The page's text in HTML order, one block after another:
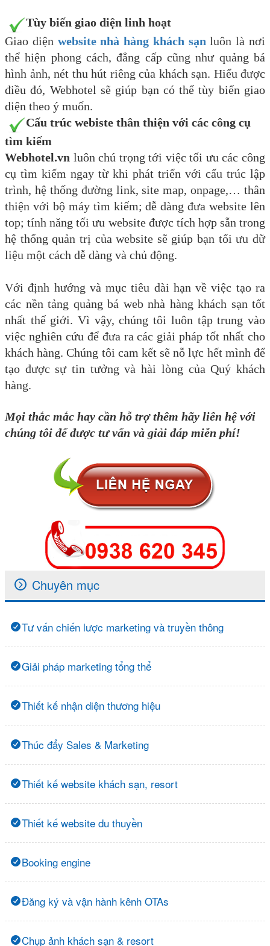
Tùy biến giao diện linh hoạt
Giao diện website nhà hàng khách sạn luôn là nơi
thể hiện phong cách, đẳng cấp cũng như quảng bá
hình ảnh, nét thu hút riêng của khách sạn. Hiểu được
điều đó, Webhotel sẽ giúp bạn có thể tùy biến giao
diện theo ý muốn.
Cấu trúc webiste thân thiện với các công cụ
tìm kiếm
Webhotel.vn luôn chú trọng tới việc tối ưu các công
cụ tìm kiếm ngay từ khi phát triển với cấu trúc lập
trình, hệ thống đường link, site map, onpage,… thân
thiện với bộ máy tìm kiếm; dễ dàng đưa website lên
top; tính năng tối ưu website được tích hợp sẵn trong
hệ thống quản trị của website sẽ giúp bạn tối ưu dữ
liệu một cách dễ dàng và chủ động.
Với định hướng và mục tiêu dài hạn về việc tạo ra
các nền tảng quảng bá web nhà hàng khách sạn tốt
nhất thế giới. Vì vậy, chúng tôi luôn tập trung vào
việc nghiên cứu để đưa ra các giải pháp tốt nhất cho
khách hàng. Chúng tôi cam kết sẽ nỗ lực hết mình để
tạo được sự tin tưởng và hài lòng của Quý khách
hàng.
Mọi thắc mắc hay cần hỗ trợ thêm hãy liên hệ với
chúng tôi để được tư vấn và giải đáp miễn phí!
Chuyên mục
Tư vấn chiến lược marketing và truyền thông
Giải pháp marketing tổng thể
Thiết kế nhận diện thương hiệu
Thúc đẩy Sales & Marketing
Thiết kế website khách sạn, resort
Thiết kế website du thuyền
Booking engine
Đăng ký và vận hành kênh OTAs
Chụp ảnh khách sạn & resort